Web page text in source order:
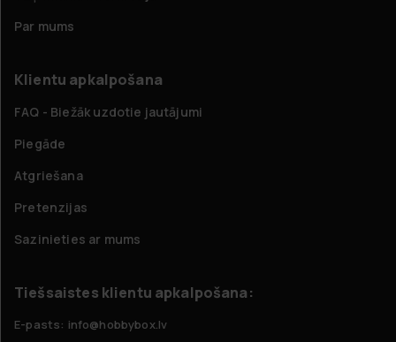
Par mums
Klientu apkalpošana
FAQ - Biežāk uzdotie jautājumi
Piegāde
Atgriešana
Pretenzijas
Sazinieties ar mums
Tiešsaistes klientu apkalpošana:
E-pasts: info@hobbybox.lv